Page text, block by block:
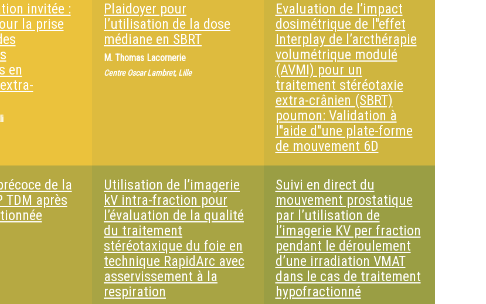
invitée :
la prise
en
Plaidoyer pour
l’utilisation de la dose
médiane en SBRT
M. Thomas Lacornerie
Centre Oscar Lambret, Lille
Evaluation de l’impact
dosimétrique de l''effet
Interplay de l’arcthérapie
volumétrique modulé
(AVMI) pour un
traitement stéréotaxie
extra-crânien (SBRT)
poumon: Validation à
l''aide d''une plate-forme
de mouvement 6D
de la
TDM après
Utilisation de l’imagerie
kV intra-fraction pour
l’évaluation de la qualité
du traitement
stéréotaxique du foie en
technique RapidArc avec
asservissement à la
respiration
Suivi en direct du
mouvement prostatique
par l’utilisation de
l’imagerie KV per fraction
pendant le déroulement
d’une irradiation VMAT
dans le cas de traitement
hypofractionné